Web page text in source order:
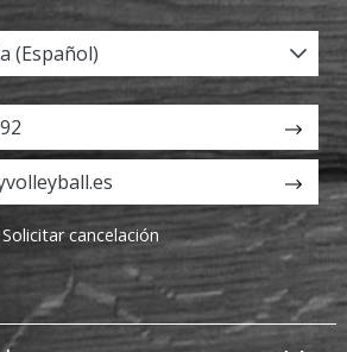
(Español)
Solicitar cancelación